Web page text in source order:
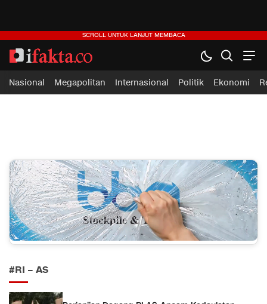
ifakta.co
#pastibenar
Nasional Megapolitan Internasional Politik Ekonomi
#RI – AS